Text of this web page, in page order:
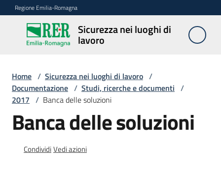
Vai al contenuto
Vai alla navigazione
Vai al footer
Regione Emilia-Romagna
Sicurezza nei luoghi di
lavoro
Sicurezza
nei
lavoro
Notizie
nelle
Home / Sicurezza nei luoghi di lavoro /
Documentazione / Studi, ricerche e documenti /
2017 / Banca delle soluzioni
Banca delle soluzioni
CondividiVedi azioni